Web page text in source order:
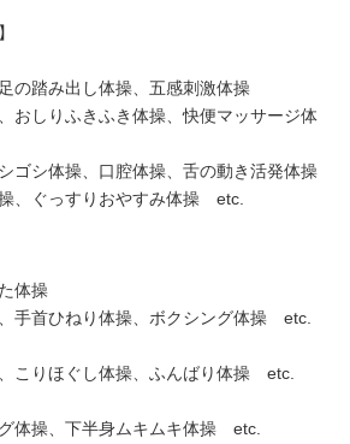
の踏み出し体操、五感刺激体操
おしりふきふき体操、快便マッサージ体
ゴシ体操、口腔体操、舌の動き活発体操
、ぐっすりおやすみ体操 etc.
体操
手首ひねり体操、ボクシング体操 etc.
こりほぐし体操、ふんばり体操 etc.
体操、下半身ムキムキ体操 etc.